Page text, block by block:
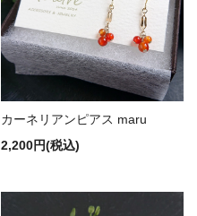
カーネリアンピアス maru
2,200円(税込)